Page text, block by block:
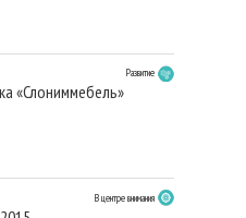
Развитие
«Слониммебель»
В центре внимания